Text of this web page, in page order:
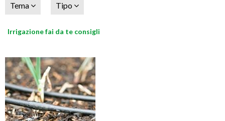
Tema Tipo
Irrigazione fai da te consigli